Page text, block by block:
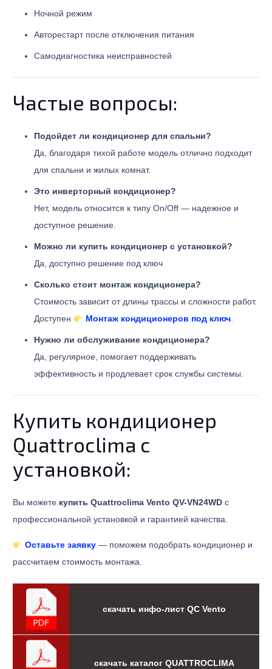
Ночной режим
Авторестарт после отключения питания
Самодиагностика неисправностей
Частые вопросы:
Подойдет ли кондиционер для спальни?
Да, благодаря тихой работе модель отлично подходит
для спальни и жилых комнат.
Это инверторный кондиционер?
Нет, модель относится к типу On/Off — надежное и
доступное решение.
Можно ли купить кондиционер с установкой?
Да, доступно решение под ключ
Сколько стоит монтаж кондиционера?
Стоимость зависит от длины трассы и сложности работ.
Доступен
Монтаж кондиционеров под ключ.
Нужно ли обслуживание кондиционера?
Да, регулярное, помогает поддерживать
эффективность и продлевает срок службы системы.
Купить кондиционер
Quattroclima с
установкой:
Вы можете купить Quattroclima Vento QV-VN24WD с
профессиональной установкой и гарантией качества.
Оставьте заявку— поможем подобрать кондиционер и
рассчитаем стоимость монтажа.
скачать инфо-лист QС Vento
скачать каталог QUATTROCLIMA